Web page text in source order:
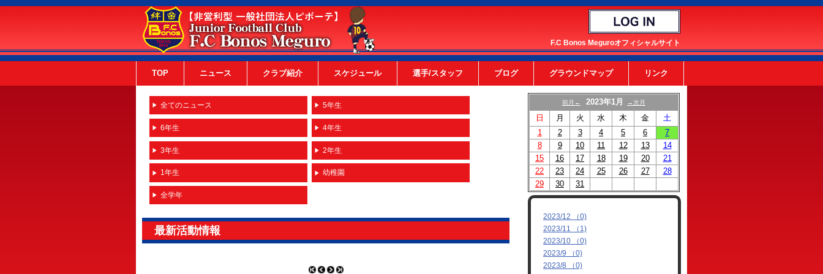
F.C Bonos Meguroオフィシャルサイト
TOP ニュース クラブ紹介 スケジュール 選手/スタッフ ブログ グラウンドマップ リンク
全てのニュース 5年生
6年生 4年生
3年生 2年生
1年生 幼稚園
全学年
最新活動情報
前月← 2023年1月 →次月
日 月 火 水 木 金
土
1
2 3 4 5 6
7
8
9 10 11 12 13
14
15
16 17 18 19 20
21
22
23 24 25 26 27
28
29
30 31
2023/12 （0)
2023/11 （1)
2023/10 （0)
2023/9 （0)
2023/8 （0)